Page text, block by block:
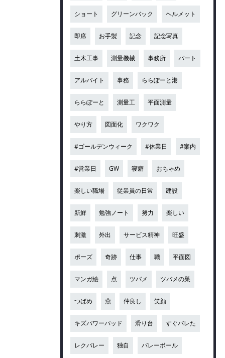
ショート グリーンバック ヘルメット
即席 お手製 記念 記念写真
土木工事 測量機械 事務所 パート
アルバイト 事務 ららぽーと港
ららぽーと 測量工 平面測量
やり方 図面化 ワクワク
#ゴールデンウィーク #休業日 #案内
#営業日 GW 寝癖 おちゃめ
楽しい職場 従業員の日常 建設
新鮮 勉強ノート 努力 楽しい
刺激 外出 サービス精神 旺盛
ポーズ 奇跡 仕事 職 平面図
マンガ絵 点 ツバメ ツバメの巣
つばめ 燕 仲良し 笑顔
キズパワーパッド 滑り台 すぐバレた
レクバレー 独自 バレーボール